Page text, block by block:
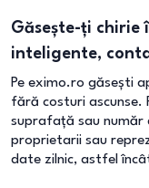
Găsește-ți
inteligente,
Pe eximo.ro găsești
fără costuri ascunse.
suprafață sau număr
proprietarii sau
date zilnic, astfel